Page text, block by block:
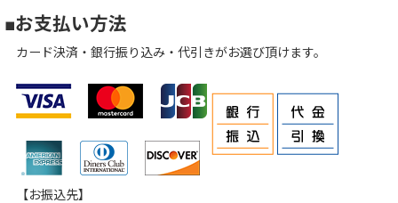
■お支払い方法
カード決済・銀行振り込み・代引きがお選び頂けます。
【お振込先】